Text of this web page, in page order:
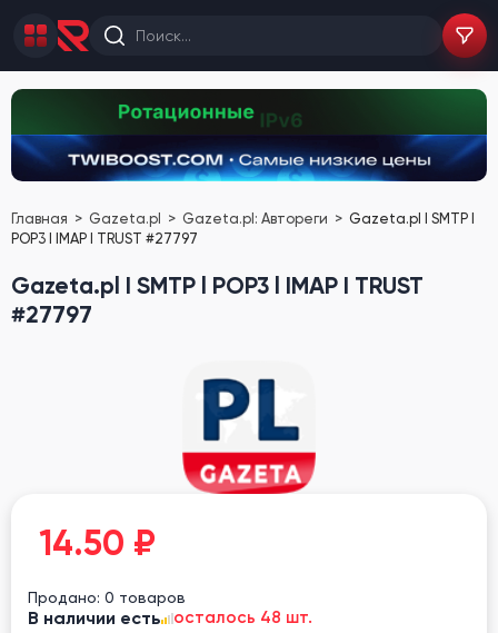
Главная Gazeta.pl Gazeta.pl: Автореги
Gazeta.pl I SMTP l
POP3 l IMAP I TRUST #27797
Gazeta.pl I SMTP l POP3 l IMAP I TRUST
#27797
14.50 ₽
Продано: 0 товаров
В наличии есть
осталось 48 шт.